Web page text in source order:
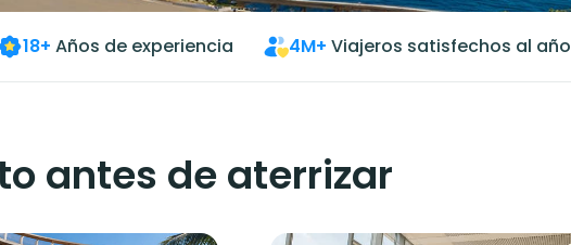
18+ Años de experiencia 4M+ Viajeros satisfechos al año
antes de aterrizar